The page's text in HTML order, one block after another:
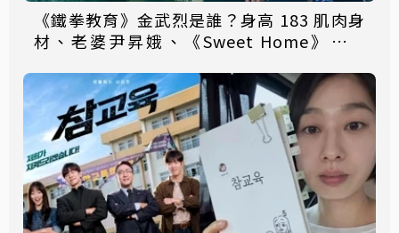
《鐵拳教育》金武烈是誰？身高 183 肌肉身
材、老婆尹昇娥、《Sweet Home》金英